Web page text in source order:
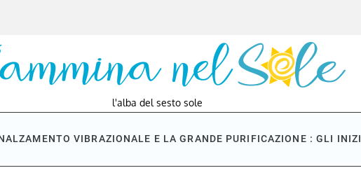
l'alba del sesto sole
VIBRAZIONALE E LA GRANDE PURIFICAZIONE : GLI INIZI